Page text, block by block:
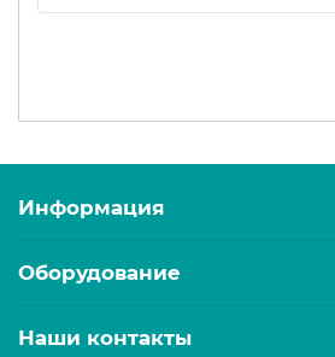
Информация
Оборудование
Наши контакты